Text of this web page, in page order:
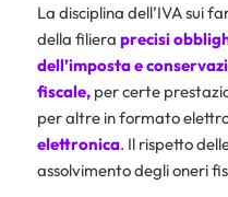
La disciplina dell’IVA sui
della filiera precisi
dell’imposta e
fiscale,per certe
per altre in formato
elettronica. Il rispetto
assolvimento degli oneri